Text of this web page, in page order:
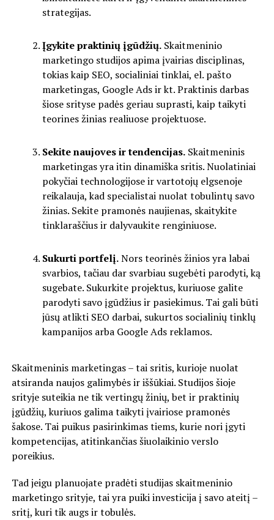
strategijas.
Įgykite praktinių įgūdžių.Skaitmeninio
marketingo studijos apima įvairias disciplinas,
tokias kaip SEO, socialiniai tinklai, el. pašto
marketingas, Google Ads ir kt. Praktinis darbas
šiose srityse padės geriau suprasti, kaip taikyti
teorines žinias realiuose projektuose.
Sekite naujoves ir tendencijas.Skaitmeninis
marketingas yra itin dinamiška sritis. Nuolatiniai
pokyčiai technologijose ir vartotojų elgsenoje
reikalauja, kad specialistai nuolat tobulintų savo
žinias. Sekite pramonės naujienas, skaitykite
tinklaraščius ir dalyvaukite renginiuose.
Sukurti portfelį.Nors teorinės žinios yra labai
svarbios, tačiau dar svarbiau sugebėti parodyti, ką
sugebate. Sukurkite projektus, kuriuose galite
parodyti savo įgūdžius ir pasiekimus. Tai gali būti
jūsų atlikti SEO darbai, sukurtos socialinių tinklų
kampanijos arba Google Ads reklamos.
Skaitmeninis marketingas – tai sritis, kurioje nuolat
atsiranda naujos galimybės ir iššūkiai. Studijos šioje
srityje suteikia ne tik vertingų žinių, bet ir praktinių
įgūdžių, kuriuos galima taikyti įvairiose pramonės
šakose. Tai puikus pasirinkimas tiems, kurie nori įgyti
kompetencijas, atitinkančias šiuolaikinio verslo
poreikius.
Tad jeigu planuojate pradėti studijas skaitmeninio
marketingo srityje, tai yra puiki investicija į savo ateitį –
sritį, kuri tik augs ir tobulės.